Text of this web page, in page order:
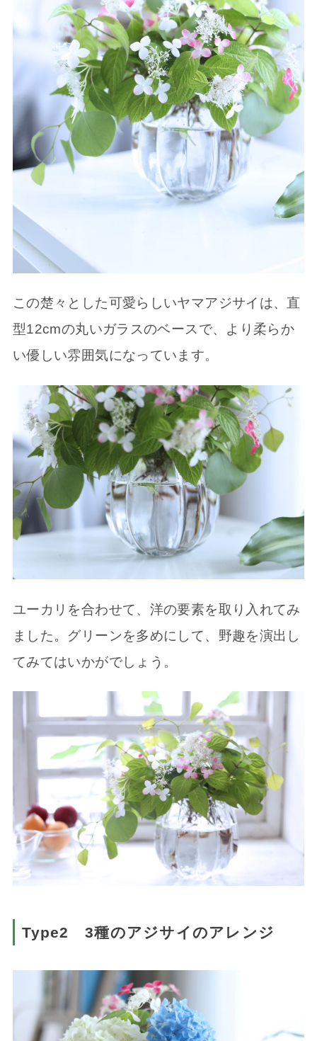
この楚々とした可愛らしいヤマアジサイは、直
型12cmの丸いガラスのベースで、より柔らか
い優しい雰囲気になっています。
ユーカリを合わせて、洋の要素を取り入れてみ
ました。グリーンを多めにして、野趣を演出し
てみてはいかがでしょう。
Type2 3種のアジサイのアレンジ